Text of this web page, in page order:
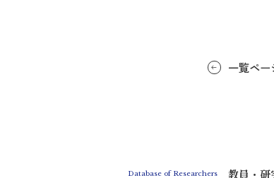
一覧ペー
Database of Researchers 教員・研